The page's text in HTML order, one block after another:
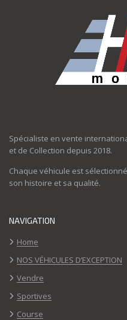
Spécialiste en vente
et de Collection depuis 2018.
Chaque véhicule est
son histoire et sa qualité.
NAVIGATION
Home
NOS VÉHICULES D’EXCEPTION
Vendre
Sportives
Course